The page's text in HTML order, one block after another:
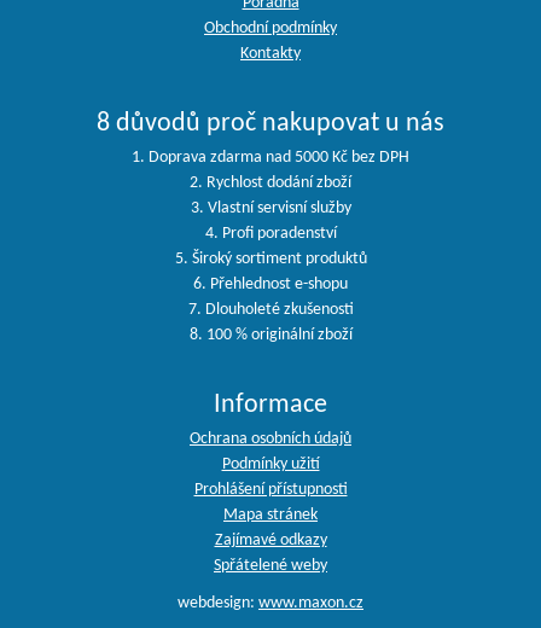
Obchodní podmínky
Kontakty
8 důvodů proč nakupovat u nás
1. Doprava zdarma nad 5000 Kč bez DPH
2. Rychlost dodání zboží
3. Vlastní servisní služby
4. Profi poradenství
5. Široký sortiment produktů
6. Přehlednost e-shopu
7. Dlouholeté zkušenosti
8. 100 % originální zboží
Informace
Ochrana osobních údajů
Podmínky užití
Prohlášení přístupnosti
Mapa stránek
Zajímavé odkazy
Spřátelené weby
webdesign: www.maxon.cz